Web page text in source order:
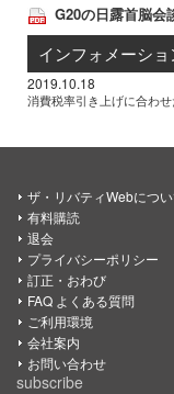
G20の日露首脳会
インフォメーショ
2019.10.18
消費税率引き上げに合わ
ザ・リバティWebにつ
有料購読
退会
プライバシーポリシー
訂正・おわび
FAQ よくある質問
ご利用環境
会社案内
お問い合わせ
subscribe